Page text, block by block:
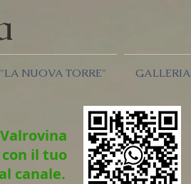
"LA NUOVA TORRE" GALLERIA
il tuo
canale.